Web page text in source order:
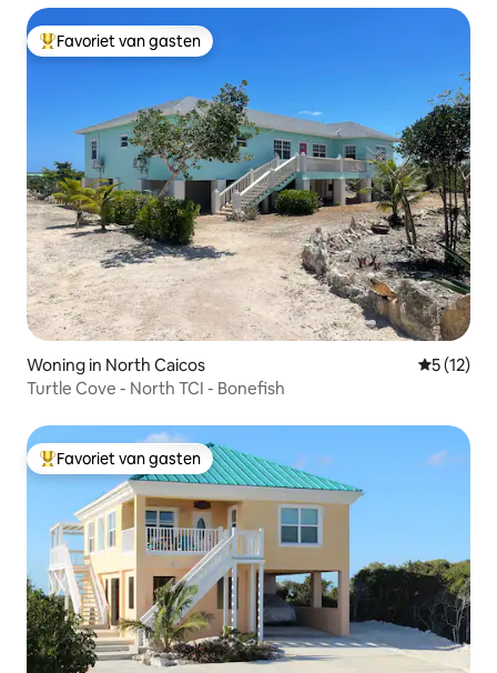
Topfavoriet van gasten
Favoriet van gasten
Woning in North Caicos
5 (12)
Turtle Cove - North TCI - Bonefish
Topfavoriet van gasten
Favoriet van gasten